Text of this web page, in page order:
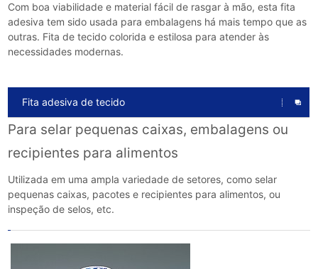
Com boa viabilidade e material fácil de rasgar à mão, esta fita
adesiva tem sido usada para embalagens há mais tempo que as
outras. Fita de tecido colorida e estilosa para atender às
necessidades modernas.
Fita adesiva de tecido
Para selar pequenas caixas, embalagens ou
recipientes para alimentos
Utilizada em uma ampla variedade de setores, como selar
pequenas caixas, pacotes e recipientes para alimentos, ou
inspeção de selos, etc.